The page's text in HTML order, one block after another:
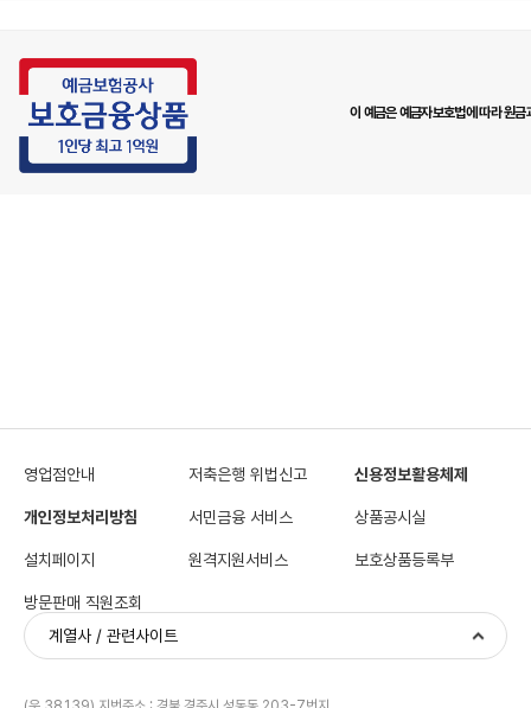
이 예금은 예금자보호법에 따라 원
영업점안내 저축은행 위법신고 신용정보활용체제
개인정보처리방침 서민금융 서비스 상품공시실
설치페이지 원격지원서비스 보호상품등록부
방문판매 직원조회
계열사 / 관련사이트